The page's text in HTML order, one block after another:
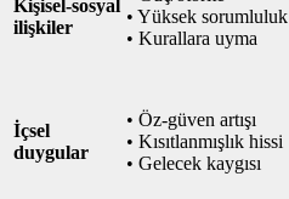
Kişisel‑sosyal
ilişkiler
• Yüksek sorumluluk
• Kurallara uyma
İçsel
duygular
• Öz‑güven artışı
• Kısıtlanmışlık hissi
• Gelecek kaygısı